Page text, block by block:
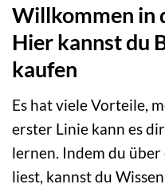
Willkommen in
Hier kannst du
kaufen
Es hat viele Vorteile,
erster Linie kann es
lernen. Indem du
liest, kannst du